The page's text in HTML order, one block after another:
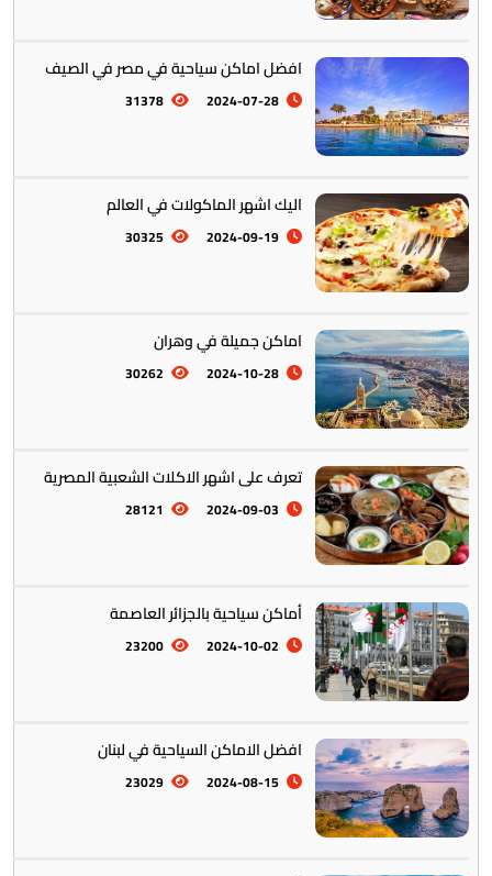
أستراليا || أوقيانوسيا
التراث والتقاليد
المأكولات العالمية
تخطيط الرحلات والتنقل
افضل اماكن سياحية في مصر في الصيف
2024-07-28
31378
اليك اشهر الماكولات في العالم
2024-09-19
30325
اماكن جميلة في وهران
2024-10-28
30262
تعرف على اشهر الاكلات الشعبية المصرية
2024-09-03
28121
أماكن سياحية بالجزائر العاصمة
2024-10-02
23200
افضل الاماكن السياحية في لبنان
2024-08-15
23029